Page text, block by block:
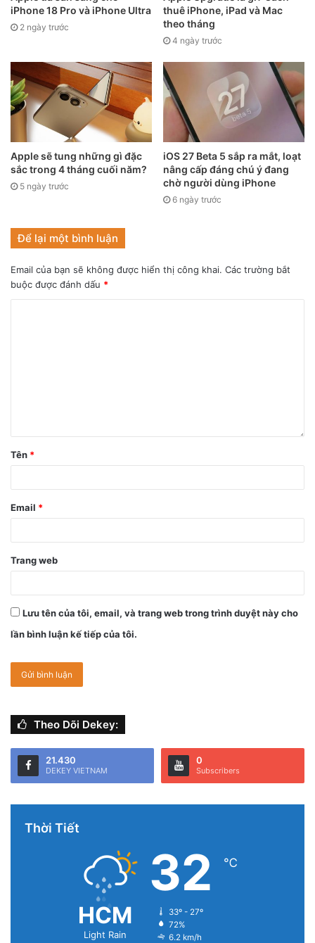
Phần notch hình tai thỏ trên iPhone 13 series (Nguồn:
Để cho các bạn dễ hình dung hơn, thiết kế phần notch mới
này vẫn sẽ có đầy đủ camera selfie, Face ID, cảm biến,…
nhưng đã được Apple làm nhỏ kích thước đi đáng kể so với
notch có hình dáng tai thỏ. Vì thế mà phần notch mới trên
iPhone 14 series sẽ có hình dạng trông giống như viên
thuốc vậy.
Tại sự kiện Peak Performance, Apple cũng đã giới thiệu
cùng độc đáo, ngay lập tức phiên bản màu này đã trở nên
này dự kiến cũng sẽ có mặt trên dòng iPhone 14 trong thời
gian tới.
iPhone 18 Pro và iPhone Ultra
2 ngày trước
thuê iPhone, iPad và Mac
theo tháng
4 ngày trước
Apple sẽ tung những gì đặc
sắc trong 4 tháng cuối năm?
5 ngày trước
iOS 27 Beta 5 sắp ra mắt, loạt
nâng cấp đáng chú ý đang
chờ người dùng iPhone
6 ngày trước
Để lại một bình luận
Email của bạn sẽ không được hiển thị công khai. Các trường bắt
buộc được đánh dấu *
Tên *
Email *
Trang web
Lưu tên của tôi, email, và trang web trong trình duyệt này cho
lần bình luận kế tiếp của tôi.
Theo Dõi Dekey:
21.430
DEKEY VIETNAM
0
Subscribers
Thời Tiết
HCM
Light Rain
32 ℃
33º - 27º
72%
6.2 km/h